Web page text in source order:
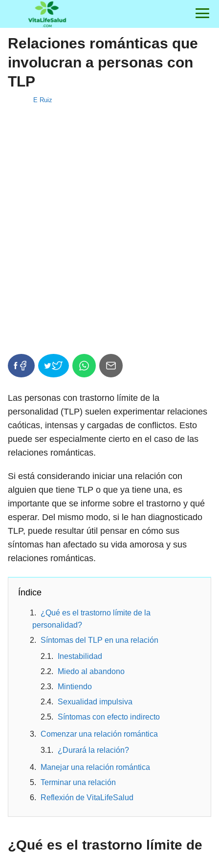
Relaciones románticas que
involucran a personas con
TLP
E Ruiz
Las personas con trastorno límite de la
personalidad (TLP) suelen experimentar relaciones
caóticas, intensas y cargadas de conflictos. Esto
puede ser especialmente cierto en el caso de las
relaciones románticas.
Si está considerando iniciar una relación con
alguien que tiene TLP o que ya tiene una, es
importante que se informe sobre el trastorno y qué
esperar. Del mismo modo, si le han diagnosticado
TLP, puede resultar útil pensar en cómo sus
síntomas han afectado su vida amorosa y sus
relaciones románticas.
Índice
¿Qué es el trastorno límite de la
personalidad?
Síntomas del TLP en una relación
Inestabilidad
Miedo al abandono
Mintiendo
Sexualidad impulsiva
Síntomas con efecto indirecto
Comenzar una relación romántica
¿Durará la relación?
Manejar una relación romántica
Terminar una relación
Reflexión de VitaLifeSalud
¿Qué es el trastorno límite de